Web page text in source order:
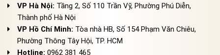
VP Hà Nội: Tầng 2, Số 110 Trần Vỹ, Phường Phú Diễn,
Thành phố Hà Nội
VP Hồ Chí Minh: Tòa nhà HB, Số 154 Phạm Văn Chiêu,
Phường Thông Tây Hội, TP. HCM
Hotline: 0962 381 465